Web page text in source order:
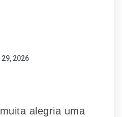
2026
alegria uma